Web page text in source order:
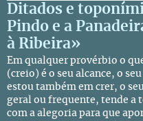
Ditados e
Pindo e a
à Ribeira»
Em qualquer provérbio o
(creio) é o seu alcance, o
estou também em crer, o
geral ou frequente, tende a
com a alegoria para que